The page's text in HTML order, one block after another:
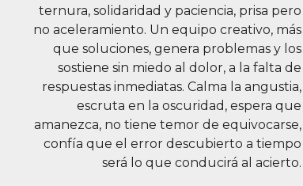
ternura, solidaridad y paciencia, prisa pero
no aceleramiento. Un equipo creativo, más
que soluciones, genera problemas y los
sostiene sin miedo al dolor, a la falta de
respuestas inmediatas. Calma la angustia,
escruta en la oscuridad, espera que
amanezca, no tiene temor de equivocarse,
confía que el error descubierto a tiempo
será lo que conducirá al acierto.